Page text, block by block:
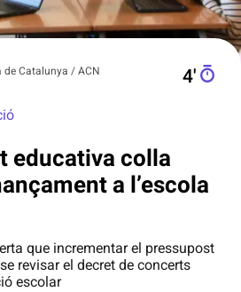
de Catalunya / ACN 4′
educativa colla
a l’escola
que incrementar el pressupost
revisar el decret de concerts
escolar